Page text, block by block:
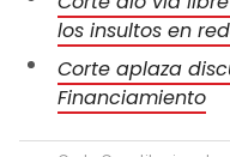
los insultos en
Corte aplaza
Financiamiento